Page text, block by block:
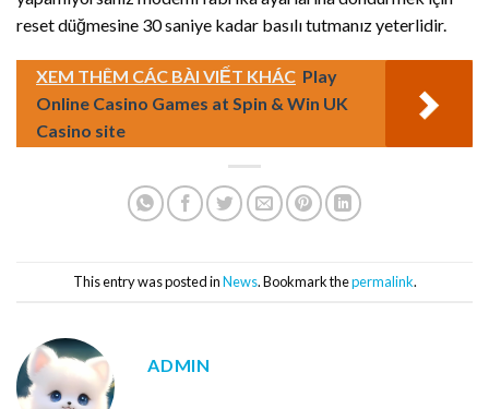
reset düğmesine 30 saniye kadar basılı tutmanız yeterlidir.
XEM THÊM CÁC BÀI VIẾT KHÁC Play
Online Casino Games at Spin & Win UK
Casino site
This entry was posted inNews. Bookmark thepermalink.
ADMIN